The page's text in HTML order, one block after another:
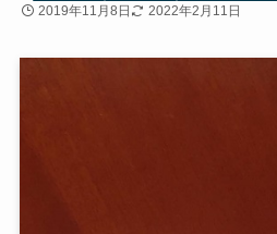
2019年11月8日 2022年2月11日